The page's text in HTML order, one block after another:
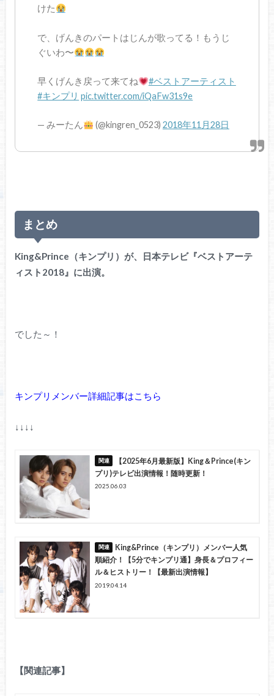
けた
で、げんきのパートはじんが歌ってる！もうじ
ぐいわ〜
早くげんき戻って来てね
#ベストアーティスト
#キンプリ pic.twitter.com/iQaFw31s9e
— みーたん (@kingren_0523) 2018年11月28日
まとめ
King&Prince（キンプリ）が、日本テレビ『ベストアーテ
ィスト2018』に出演。
でした～！
キンプリメンバー詳細記事はこちら
↓↓↓↓
【2025年6月最新版】King＆Prince(キン
プリ)テレビ出演情報！随時更新！
2025.06.03
King&Prince（キンプリ）メンバー人気
順紹介！【5分でキンプリ通】身長＆プロフィー
ル＆ヒストリー！【最新出演情報】
2019.04.14
【関連記事】